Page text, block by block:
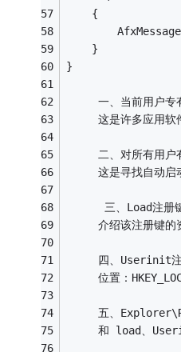
    {
    }
}
一、当前用户专
这是许多应用软
二、对所有用户
这是寻找自动启
三、Load注册
介绍该注册键
四、Userinit
位置：
五、
和 load、